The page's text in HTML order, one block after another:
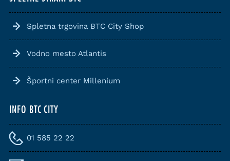
Spletna trgovina BTC City Shop
Vodno mesto Atlantis
Športni center Millenium
INFO BTC CITY
01 585 22 22